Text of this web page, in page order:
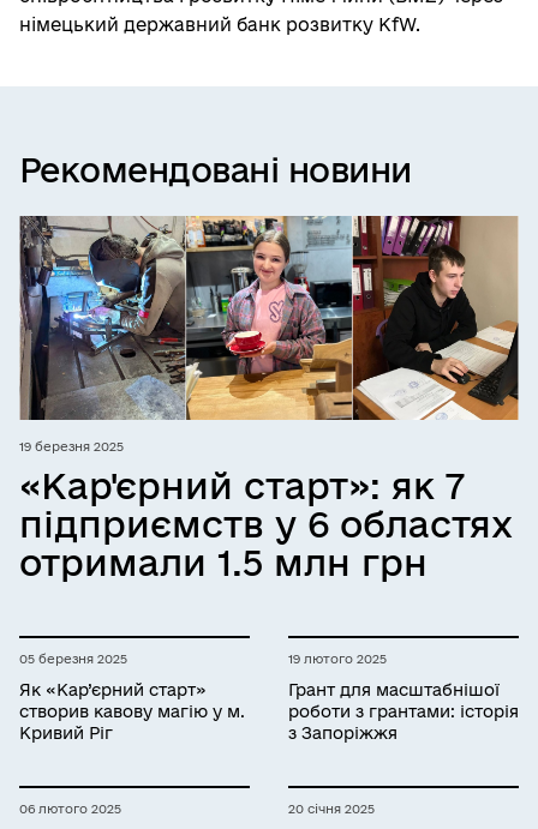
німецький державний банк розвитку KfW.
Рекомендовані новини
19 березня 2025
«Кар'єрний старт»: як 7
підприємств у 6 областях
отримали 1.5 млн грн
05 березня 2025
Як «Кар’єрний старт»
створив кавову магію у м.
Кривий Ріг
19 лютого 2025
Грант для масштабнішої
роботи з грантами: історія
з Запоріжжя
06 лютого 2025 20 січня 2025